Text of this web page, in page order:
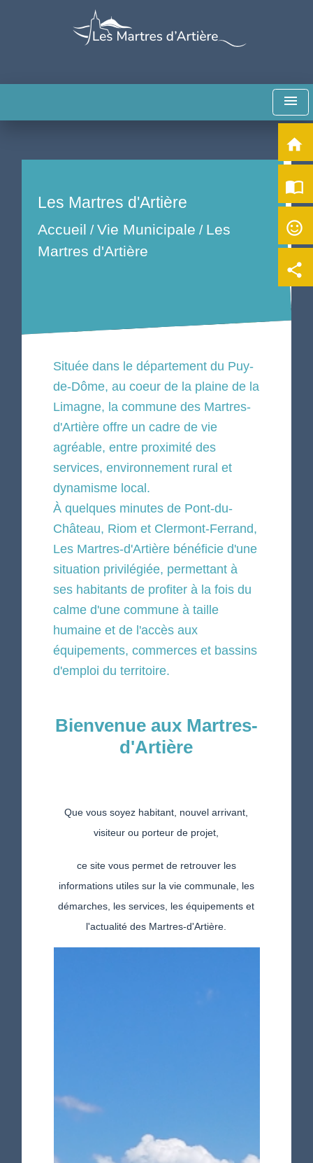
menu
Les Martres d'Artière
Accueil /Vie Municipale / Les
Martres d'Artière
Située dans le département du Puy-
de-Dôme, au coeur de la plaine de la
Limagne, la commune des Martres-
d'Artière offre un cadre de vie
agréable, entre proximité des
services, environnement rural et
dynamisme local.
À quelques minutes de Pont-du-
Château, Riom et Clermont-Ferrand,
Les Martres-d'Artière bénéficie d'une
situation privilégiée, permettant à
ses habitants de profiter à la fois du
calme d'une commune à taille
humaine et de l'accès aux
équipements, commerces et bassins
d'emploi du territoire.
Bienvenue aux Martres-
d'Artière
Que vous soyez habitant, nouvel arrivant,
visiteur ou porteur de projet,
ce site vous permet de retrouver les
informations utiles sur la vie communale, les
démarches, les services, les équipements et
l'actualité des Martres-d'Artière.
home
import_contacts
sentiment_satisfied_alt
share